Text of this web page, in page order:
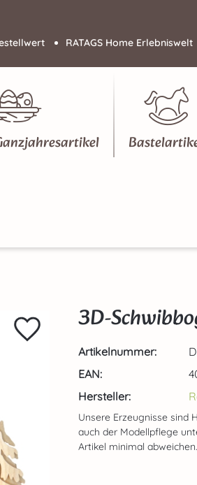
RATAGS Home Erlebniswelt
3D-
Artikelnummer:
EAN:
Hersteller:
Unsere Erzeugnisse sind
auch der Modellpflege
Artikel minimal abweichen.